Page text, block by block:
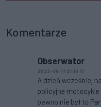
Komentarze
Obserwator
2023-08-11 21:18:17
A dzień wcześniej
policyjne motocykle
pewno nie był to